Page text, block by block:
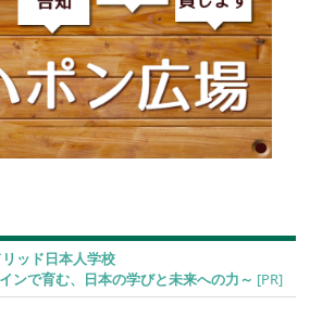
ッド日本人学校
ンで育む、日本の学びと未来への力～ [PR]